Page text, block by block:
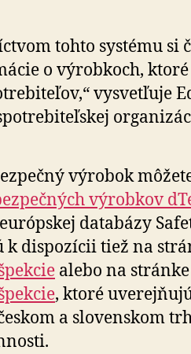
tohto systému si
o výrobkoch,
vysvetľuje
výrobok
výrobkov
databázy
k dispozícii tiež na
alebo na stránke
, ktoré
a slovenskom